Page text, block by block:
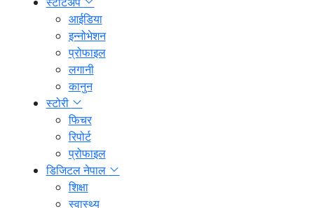
आईडिया
इन्नोभेशन
प्रोफाइल
लगानी
कानुन
स्टोरी
फिचर
रिपोर्ट
प्रोफाइल
डिजिटल नेपाल
शिक्षा
स्वास्थ्य